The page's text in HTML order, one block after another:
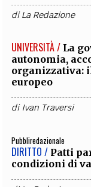
diLa Redazione
UNIVERSITÀ / La
autonomia,
organizzativa:
europeo
di Ivan Traversi
Pubbliredazionale
DIRITTO / Patti
condizioni di